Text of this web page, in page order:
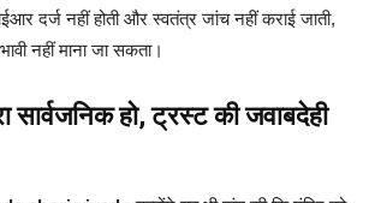
दर्ज नहीं होती और स्वतंत्र जांच नहीं कराई जाती,
नहीं माना जा सकता।
सार्वजनिक हो, ट्रस्ट की जवाबदेही